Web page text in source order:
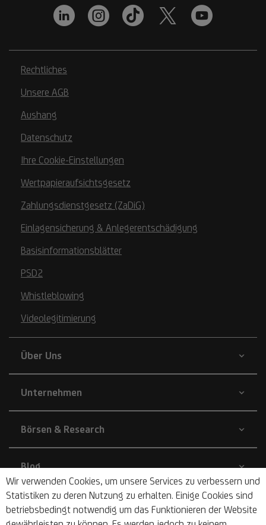
Wir verwenden Cookies, um unsere Services zu verbessern und
Statistiken zu deren Nutzung zu erhalten. Einige Cookies sind
betriebsbedingt notwendig um das Funktionieren der Website
Rechtliches
Unsere AGB
Aushang
Datenschutz
Ihre Cookie-Einstellungen
Wertpapieraufsichtsgesetz
Zahlungsdienstgesetz (ZaDiG)
Einlagensicherung & Anlegerentschädigung
Basisinformationsblätter
PSD2
Whistleblowing
Videolegitimierung
Über Uns
Unternehmen
Börsen & Research
Blog
Nachhaltigkeit